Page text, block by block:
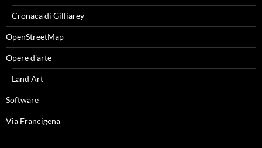
Cronaca di Gilliarey
OpenStreetMap
Opere d'arte
Land Art
Software
Via Francigena